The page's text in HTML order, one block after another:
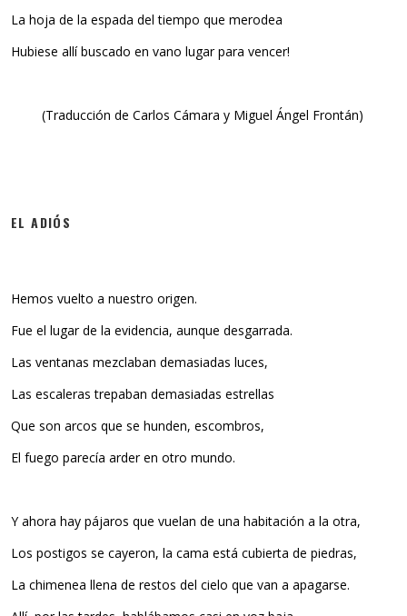
La hoja de la espada del tiempo que merodea
Hubiese allí buscado en vano lugar para vencer!
(Traducción de Carlos Cámara y Miguel Ángel Frontán)
EL ADIÓS
Hemos vuelto a nuestro origen.
Fue el lugar de la evidencia, aunque desgarrada.
Las ventanas mezclaban demasiadas luces,
Las escaleras trepaban demasiadas estrellas
Que son arcos que se hunden, escombros,
El fuego parecía arder en otro mundo.
Y ahora hay pájaros que vuelan de una habitación a la otra,
Los postigos se cayeron, la cama está cubierta de piedras,
La chimenea llena de restos del cielo que van a apagarse.